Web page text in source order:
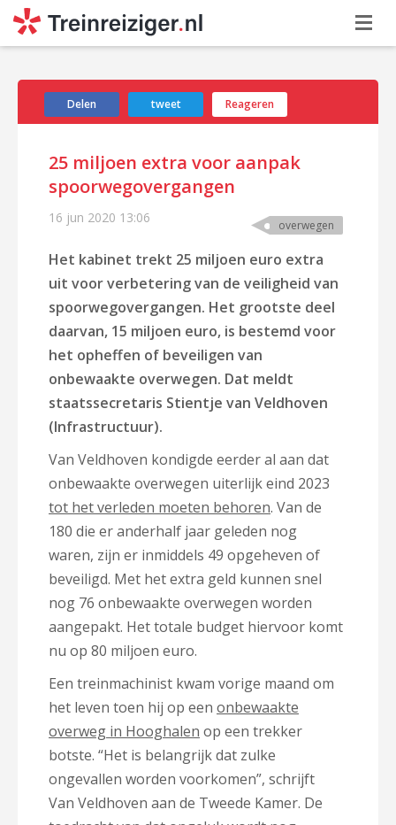
Delen tweet Reageren
25 miljoen extra voor aanpak
spoorwegovergangen
16 jun 2020 13:06 overwegen
Het kabinet trekt 25 miljoen euro extra
uit voor verbetering van de veiligheid van
spoorwegovergangen. Het grootste deel
daarvan, 15 miljoen euro, is bestemd voor
het opheffen of beveiligen van
onbewaakte overwegen. Dat meldt
staatssecretaris Stientje van Veldhoven
(Infrastructuur).
Van Veldhoven kondigde eerder al aan dat
onbewaakte overwegen uiterlijk eind 2023
tot het verleden moeten behoren. Van de
180 die er anderhalf jaar geleden nog
waren, zijn er inmiddels 49 opgeheven of
beveiligd. Met het extra geld kunnen snel
nog 76 onbewaakte overwegen worden
aangepakt. Het totale budget hiervoor komt
nu op 80 miljoen euro.
Een treinmachinist kwam vorige maand om
het leven toen hij op een onbewaakte
overweg in Hooghalen op een trekker
botste. “Het is belangrijk dat zulke
ongevallen worden voorkomen”, schrijft
Van Veldhoven aan de Tweede Kamer. De